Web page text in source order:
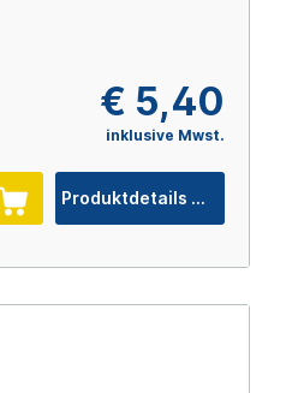
€ 5,40
inklusive Mwst.
Produktdetails